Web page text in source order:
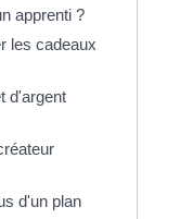
apprenti ?
les cadeaux
d'argent
d'un plan